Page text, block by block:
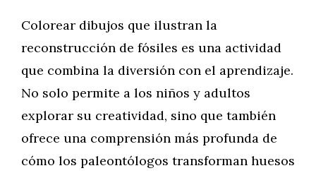
Colorear dibujos que ilustran la
reconstrucción de fósiles es una actividad
que combina la diversión con el aprendizaje.
No solo permite a los niños y adultos
explorar su creatividad, sino que también
ofrece una comprensión más profunda de
cómo los paleontólogos transforman huesos